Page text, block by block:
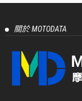
關於 MOTODATA